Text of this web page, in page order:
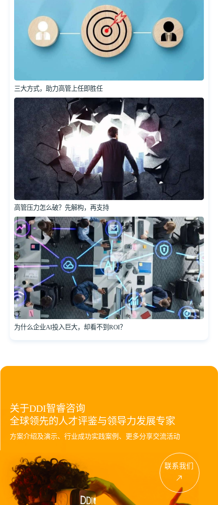
三大方式，助力高管上任即胜任
高管压力怎么破？先解构，再支持
为什么企业AI投入巨大，却看不到ROI？
关于DDI智睿咨询
全球领先的人才评鉴与领导力发展专家
方案介绍及演示、行业成功实践案例、更多分享交流活动
联系我们